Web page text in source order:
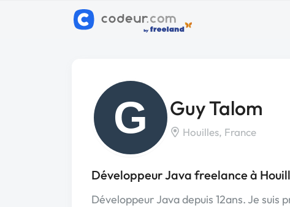
G Guy Talom
Houilles, France
Développeur Java freelance à
Développeur Java depuis 12ans. Je